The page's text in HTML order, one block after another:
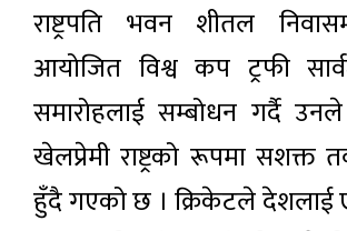
राष्ट्रपति भवन शीतल
आयोजित विश्व कप ट्रफी
समारोहलाई सम्बोधन गर्दै
खेलप्रेमी राष्ट्रको रूपमा सशक्त
हुँदै गएको छ । क्रिकेटले देशलाई